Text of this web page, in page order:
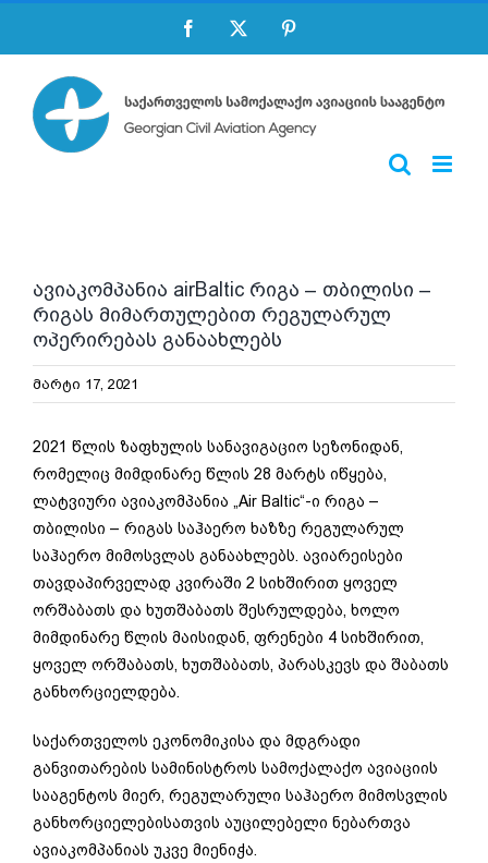
Facebook
ავიაკომპანია airBaltic რიგა – თბილისი –
რიგას მიმართულებით რეგულარულ
ოპერირებას განაახლებს
მარტი 17, 2021
2021 წლის ზაფხულის სანავიგაციო სეზონიდან,
რომელიც მიმდინარე წლის 28 მარტს იწყება,
ლატვიური ავიაკომპანია „Air Baltic“-ი რიგა –
თბილისი – რიგას საჰაერო ხაზზე რეგულარულ
საჰაერო მიმოსვლას განაახლებს. ავიარეისები
თავდაპირველად კვირაში 2 სიხშირით ყოველ
ორშაბათს და ხუთშაბათს შესრულდება, ხოლო
მიმდინარე წლის მაისიდან, ფრენები 4 სიხშირით,
ყოველ ორშაბათს, ხუთშაბათს, პარასკევს და შაბათს
განხორციელდება.
საქართველოს ეკონომიკისა და მდგრადი
განვითარების სამინისტროს სამოქალაქო ავიაციის
სააგენტოს მიერ, რეგულარული საჰაერო მიმოსვლის
განხორციელებისათვის აუცილებელი ნებართვა
ავიაკომპანიას უკვე მიენიჭა.